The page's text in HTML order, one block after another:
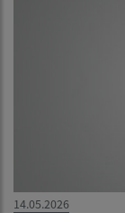
14.05.2026